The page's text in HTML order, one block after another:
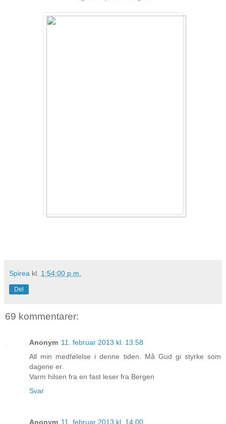
Spirea kl. 1:54:00 p.m.
Del
69 kommentarer:
Anonym 11. februar 2013 kl. 13:58
All min medfølelse i denne tiden. Må Gud gi styrke som
dagene er.
Varm hilsen fra en fast leser fra Bergen
Svar
Anonym 11. februar 2013 kl. 14:00